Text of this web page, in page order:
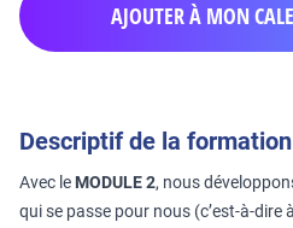
AJOUTER À MON
Descriptif de la formation
Avec le MODULE 2, nous
qui se passe pour nous (c’est-à-dire